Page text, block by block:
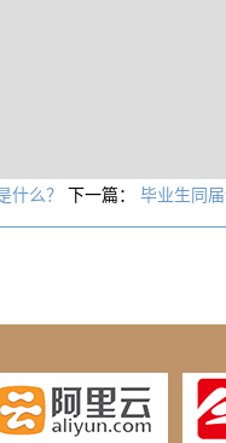
什么？ 下一篇： 毕业生同